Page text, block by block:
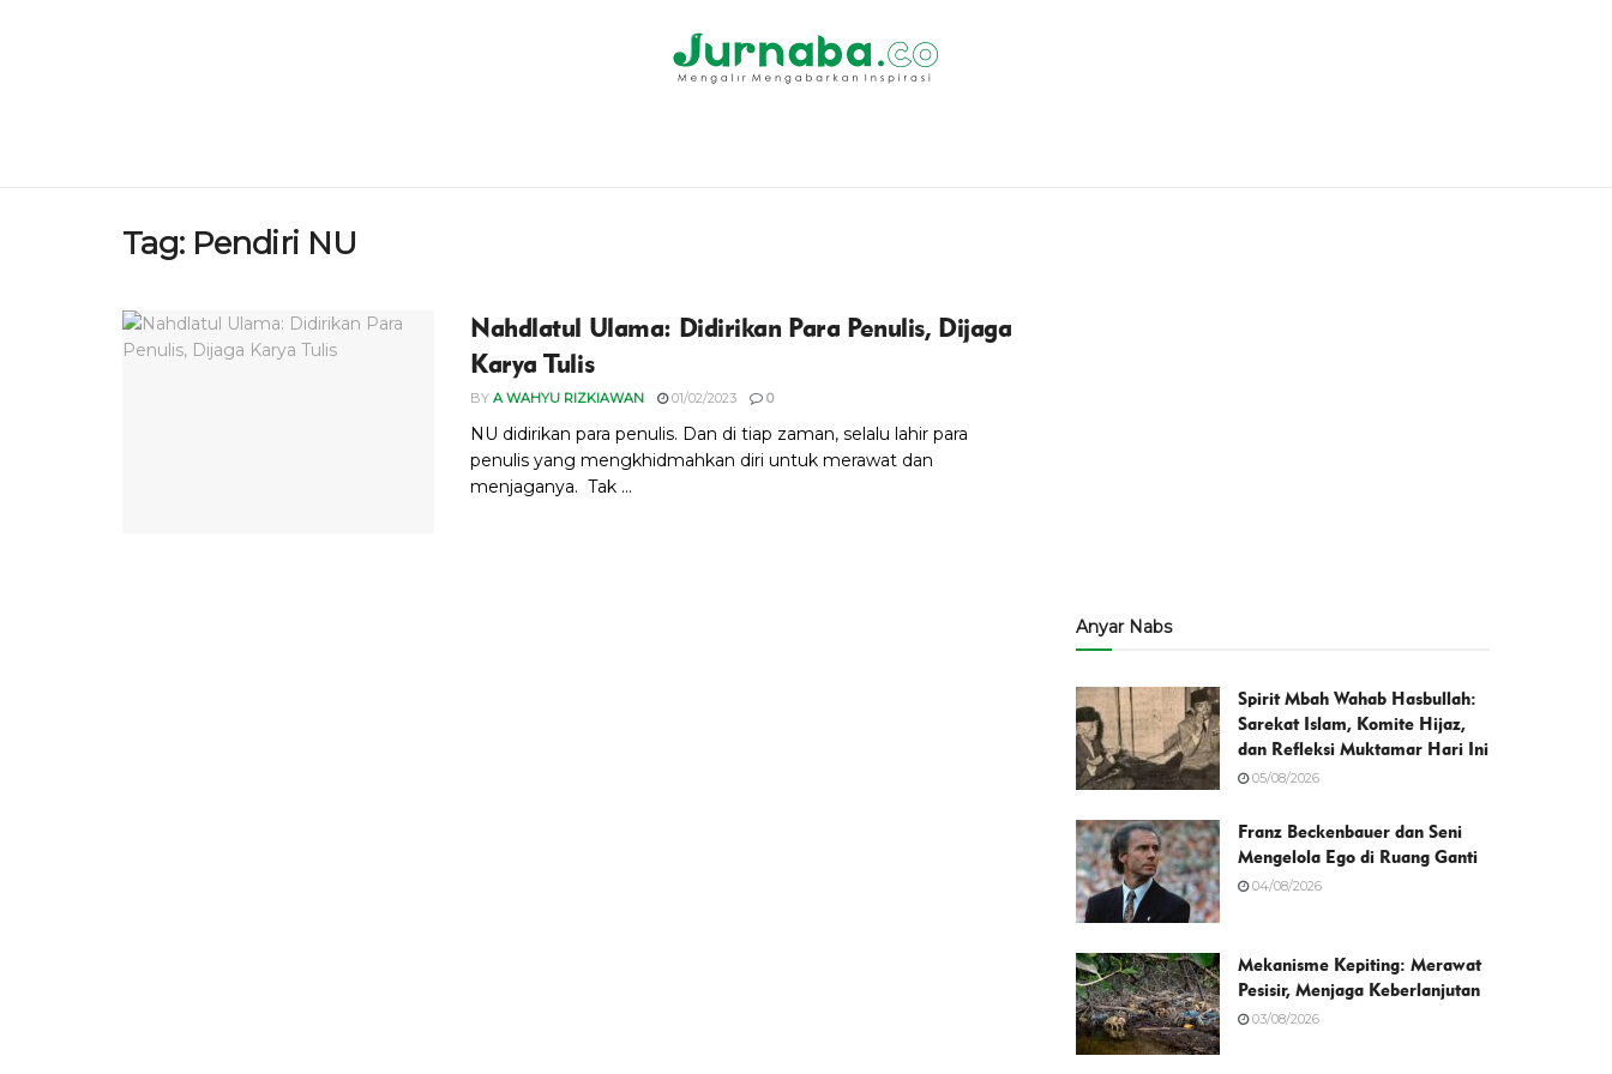
Tag: Pendiri NU
Nahdlatul Ulama: Didirikan Para Penulis, Dijaga
Karya Tulis
BY A WAHYU RIZKIAWAN 01/02/2023 0
NU didirikan para penulis. Dan di tiap zaman, selalu lahir para
penulis yang mengkhidmahkan diri untuk merawat dan
menjaganya. Tak ...
Anyar Nabs
Spirit Mbah Wahab Hasbullah:
Sarekat Islam, Komite Hijaz,
dan Refleksi Muktamar Hari Ini
05/08/2026
Franz Beckenbauer dan Seni
Mengelola Ego di Ruang Ganti
04/08/2026
Mekanisme Kepiting: Merawat
Pesisir, Menjaga Keberlanjutan
03/08/2026